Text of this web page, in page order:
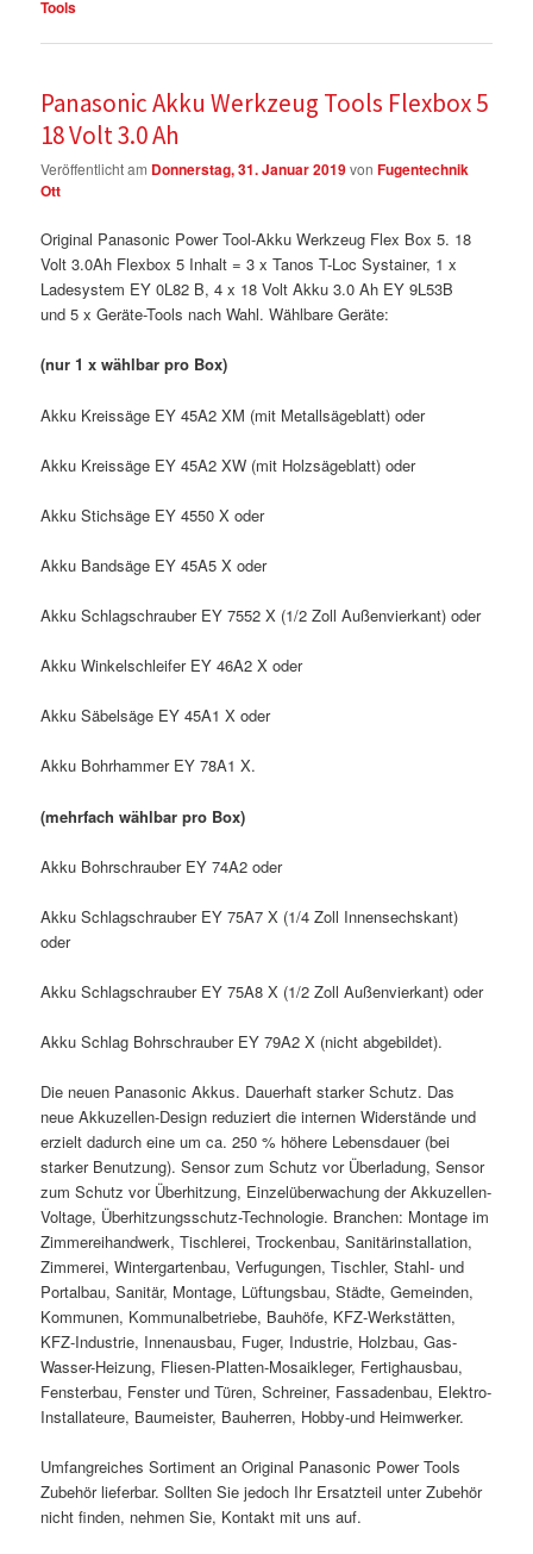
Tools
Panasonic Akku Werkzeug Tools Flexbox 5
18 Volt 3.0 Ah
Veröffentlicht am Donnerstag, 31. Januar 2019vonFugentechnik
Ott
Original Panasonic Power Tool-Akku Werkzeug Flex Box 5. 18
Volt 3.0Ah Flexbox 5 Inhalt = 3 x Tanos T-Loc Systainer, 1 x
Ladesystem EY 0L82 B, 4 x 18 Volt Akku 3.0 Ah EY 9L53B
und 5 x Geräte-Tools nach Wahl. Wählbare Geräte:
(nur 1 x wählbar pro Box)
Akku Kreissäge EY 45A2 XM (mit Metallsägeblatt) oder
Akku Kreissäge EY 45A2 XW (mit Holzsägeblatt) oder
Akku Stichsäge EY 4550 X oder
Akku Bandsäge EY 45A5 X oder
Akku Schlagschrauber EY 7552 X (1/2 Zoll Außenvierkant) oder
Akku Winkelschleifer EY 46A2 X oder
Akku Säbelsäge EY 45A1 X oder
Akku Bohrhammer EY 78A1 X.
(mehrfach wählbar pro Box)
Akku Bohrschrauber EY 74A2 oder
Akku Schlagschrauber EY 75A7 X (1/4 Zoll Innensechskant)
oder
Akku Schlagschrauber EY 75A8 X (1/2 Zoll Außenvierkant) oder
Akku Schlag Bohrschrauber EY 79A2 X (nicht abgebildet).
Die neuen Panasonic Akkus. Dauerhaft starker Schutz. Das
neue Akkuzellen-Design reduziert die internen Widerstände und
erzielt dadurch eine um ca. 250 % höhere Lebensdauer (bei
starker Benutzung). Sensor zum Schutz vor Überladung, Sensor
zum Schutz vor Überhitzung, Einzelüberwachung der Akkuzellen-
Voltage, Überhitzungsschutz-Technologie. Branchen: Montage im
Zimmereihandwerk, Tischlerei, Trockenbau, Sanitärinstallation,
Zimmerei, Wintergartenbau, Verfugungen, Tischler, Stahl- und
Portalbau, Sanitär, Montage, Lüftungsbau, Städte, Gemeinden,
Kommunen, Kommunalbetriebe, Bauhöfe, KFZ-Werkstätten,
KFZ-Industrie, Innenausbau, Fuger, Industrie, Holzbau, Gas-
Wasser-Heizung, Fliesen-Platten-Mosaikleger, Fertighausbau,
Fensterbau, Fenster und Türen, Schreiner, Fassadenbau, Elektro-
Installateure, Baumeister, Bauherren, Hobby-und Heimwerker.
Umfangreiches Sortiment an Original Panasonic Power Tools
Zubehör lieferbar. Sollten Sie jedoch Ihr Ersatzteil unter Zubehör
nicht finden, nehmen Sie, Kontakt mit uns auf.